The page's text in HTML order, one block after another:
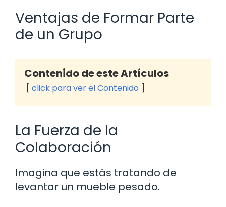
Ventajas de Formar Parte
de un Grupo
Contenido de este Artículos
click para ver el Contenido
La Fuerza de la
Colaboración
Imagina que estás tratando de
levantar un mueble pesado.